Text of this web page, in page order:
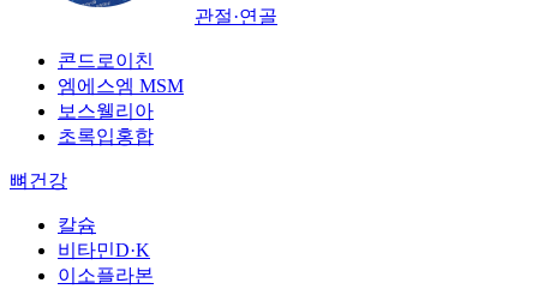
관절·연골
콘드로이친
엠에스엠 MSM
보스웰리아
초록입홍합
뼈건강
칼슘
비타민D·K
이소플라본